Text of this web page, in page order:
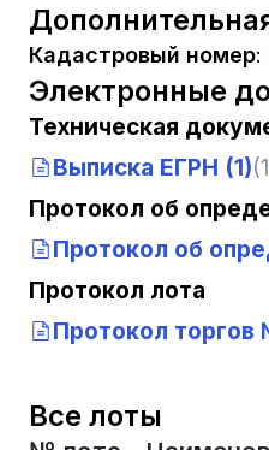
Кадастровый номер:
Электронные
Техническая
Выписка ЕГРН (1)
Протокол об
Протокол об
Протокол лота
Протокол
Все лоты